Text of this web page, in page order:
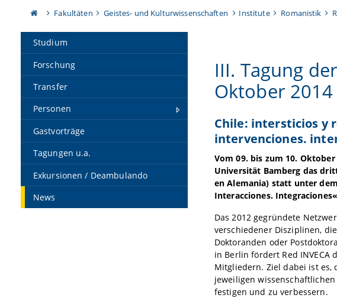
Fakultäten Geistes- und Kulturwissenschaften Institute Romanistik
Studium
Forschung
Transfer
Personen
Gastvorträge
Tagungen u.a.
Exkursionen / Deambulando
News
III. Tagung
Oktober 2014
Chile: intersticios y
intervenciones.
Vom 09. bis zum 10.
Universität Bamberg das
en Alemania) statt unter
Interacciones.
Das 2012 gegründete
verschiedener Disziplinen,
Doktoranden oder
in Berlin fördert Red INVECA
Mitgliedern. Ziel dabei ist es,
jeweiligen
festigen und zu verbessern.